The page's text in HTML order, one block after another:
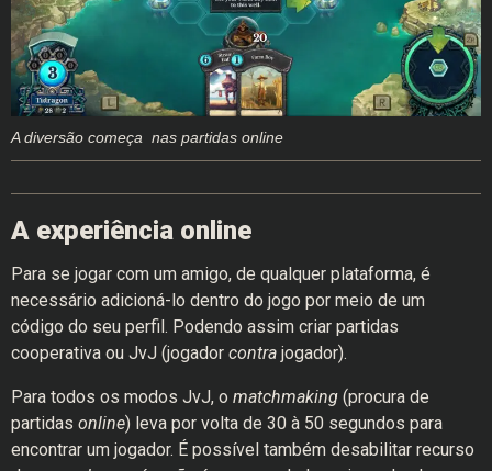
A diversão começa nas partidas online
A experiência online
Para se jogar com um amigo, de qualquer plataforma, é
necessário adicioná-lo dentro do jogo por meio de um
código do seu perfil. Podendo assim criar partidas
cooperativa ou JvJ (jogador contra jogador).
Para todos os modos JvJ, o matchmaking (procura de
partidas online) leva por volta de 30 à 50 segundos para
encontrar um jogador. É possível também desabilitar recurso